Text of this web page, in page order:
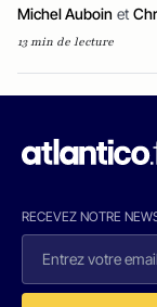
Michel Auboin et
13 min de lecture
RECEVEZ NOTRE